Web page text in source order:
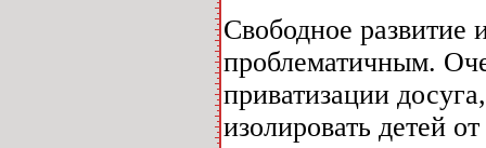
Свободное развитие
проблематичным.
приватизации
изолировать детей